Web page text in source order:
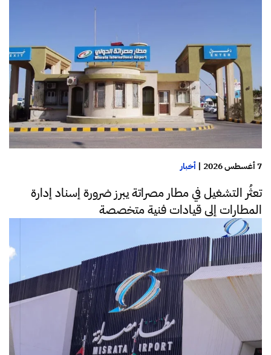
7 أغسطس 2026 | أخبار
تعثُر التشغيل في مطار مصراتة يبرز ضرورة إسناد إدارة
المطارات إلى قيادات فنية متخصصة